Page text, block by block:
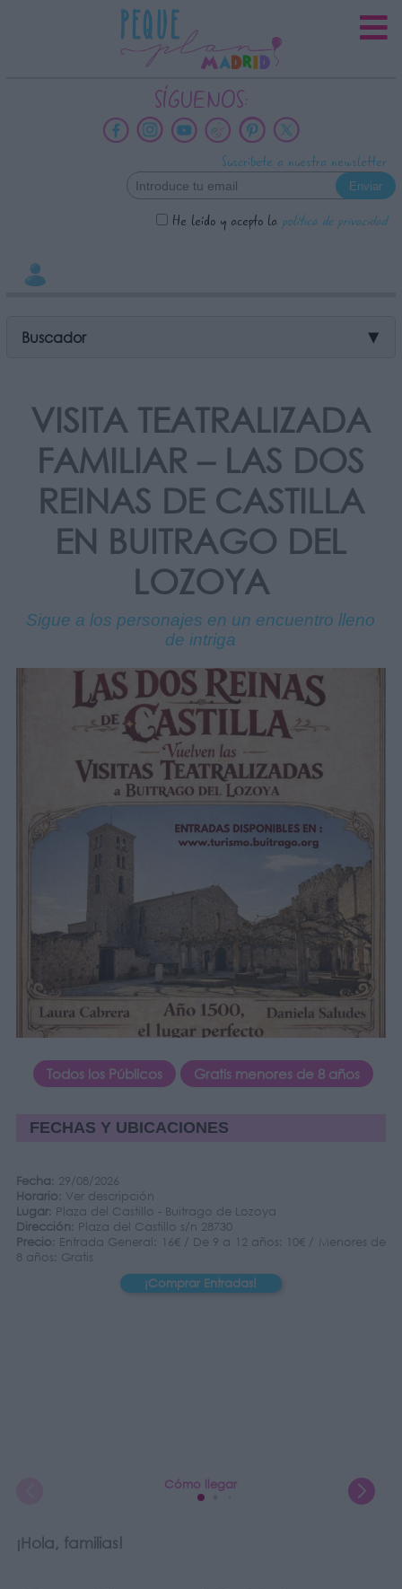
SÍGUENOS:
Suscríbete a nuestra newsletter
He leído y acepto la política de privacidad
Buscador ▼
VISITA TEATRALIZADA
FAMILIAR – LAS DOS
REINAS DE CASTILLA
EN BUITRAGO DEL
LOZOYA
Sigue a los personajes en un encuentro lleno
de intriga
Todos los Públicos Gratis menores de 8 años
FECHAS Y UBICACIONES
Fecha : 29/08/2026
Horario : Ver descripción
Lugar: Plaza del Castillo - Buitrago de Lozoya
Dirección : Plaza del Castillo s/n 28730
Precio : Entrada General: 16€ / De 9 a 12 años: 10€ / Menores de
8 años: Gratis
¡Comprar Entradas!
Cómo llegar
¡Hola, familias!
INFORMACION SOBRE LA
PROTECCIÓN DE TUS DATOS
Datos tratados:
Información adicional